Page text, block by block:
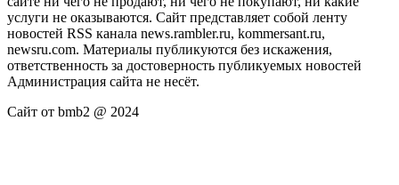
услуги не оказываются. Сайт представляет собой ленту
новостей RSS канала news.rambler.ru, kommersant.ru,
newsru.com. Материалы публикуются без искажения,
ответственность за достоверность публикуемых новостей
Администрация сайта не несёт.
Сайт от bmb2 @ 2024